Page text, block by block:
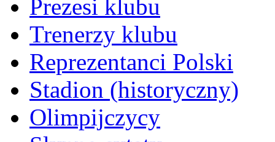
Prezesi klubu
Trenerzy klubu
Reprezentanci Polski
Stadion (historyczny)
Olimpijczycy